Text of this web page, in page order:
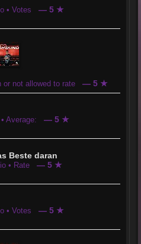
• Votes — 5 ★
or not allowed to rate — 5 ★
Average: — 5 ★
Beste daran
• Rate — 5 ★
• Votes — 5 ★